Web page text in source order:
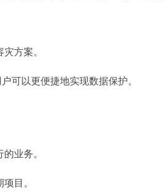
方案。
可以更便捷地实现数据保护。
业务。
目。